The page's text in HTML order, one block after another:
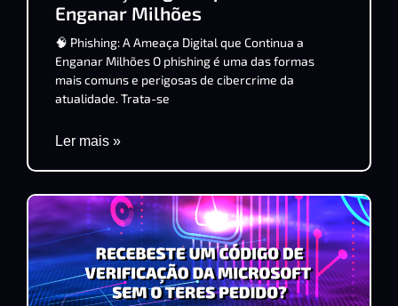
Enganar Milhões
🧠 Phishing: A Ameaça Digital que Continua a
Enganar Milhões O phishing é uma das formas
mais comuns e perigosas de cibercrime da
atualidade. Trata-se
Ler mais »